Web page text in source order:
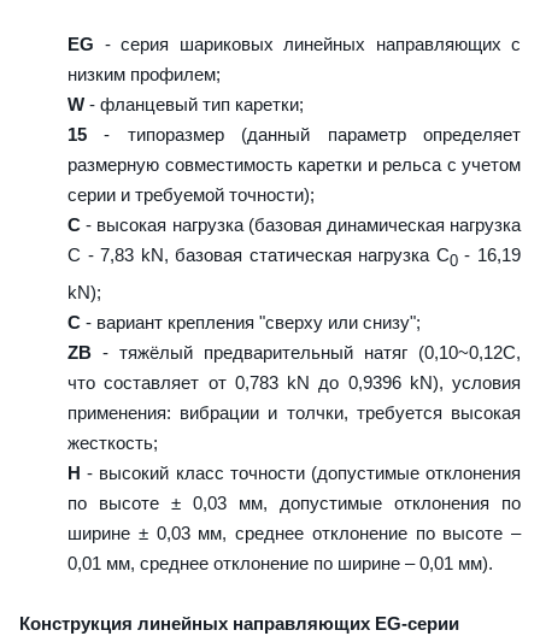
EG - серия шариковых линейных направляющих с
низким профилем;
W - фланцевый тип каретки;
15 - типоразмер (данный параметр определяет
размерную совместимость каретки и рельса с учетом
серии и требуемой точности);
C - высокая нагрузка (базовая динамическая нагрузка
C - 7,83 kN, базовая статическая нагрузка С0- 16,19
kN);
C - вариант крепления "сверху или снизу";
ZB - тяжёлый предварительный натяг (0,10~0,12C,
что составляет от 0,783 kN до 0,9396 kN), условия
применения: вибрации и толчки, требуется высокая
жесткость;
H - высокий класс точности (допустимые отклонения
по высоте ± 0,03 мм, допустимые отклонения по
ширине ± 0,03 мм, среднее отклонение по высоте –
0,01 мм, среднее отклонение по ширине – 0,01 мм).
Конструкция линейных направляющих EG-серии